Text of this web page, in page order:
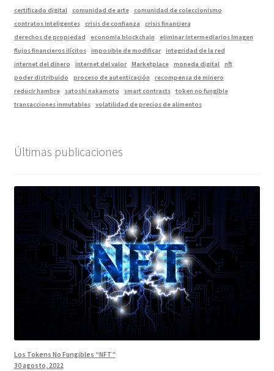
certificado digital comunidad de arte
comunidad de coleccionismo
contratos inteligentes
crisis de confianza
crisis financiera
derechos de propiedad
economia blockchain
eliminar intermediarios Imagen
flujos financieros ilícitos
imposible de modificar
integridad de la red
internet del dinero
internet del valor Marketplace moneda digital
nft
poder distribuido
proceso de autenticación
recompensa de minero
reducir hambre
satoshi nakamoto smart contracts
token no fungible
transacciones inmutables
volatilidad de precios de alimentos
Últimas publicaciones
Los Tokens No Fungibles “NFT”
30 agosto, 2022